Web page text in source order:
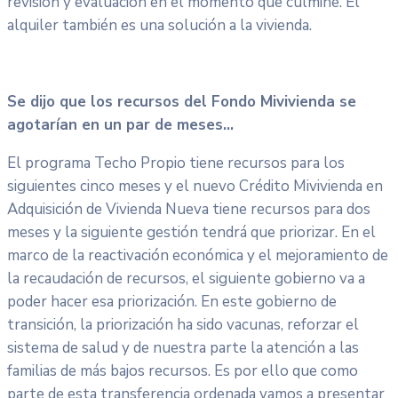
alquiler también es una solución a la vivienda.
Se dijo que los recursos del Fondo Mivivienda se
agotarían en un par de meses…
El programa Techo Propio tiene recursos para los
siguientes cinco meses y el nuevo Crédito Mivivienda en
Adquisición de Vivienda Nueva tiene recursos para dos
meses y la siguiente gestión tendrá que priorizar. En el
marco de la reactivación económica y el mejoramiento de
la recaudación de recursos, el siguiente gobierno va a
poder hacer esa priorización. En este gobierno de
transición, la priorización ha sido vacunas, reforzar el
sistema de salud y de nuestra parte la atención a las
familias de más bajos recursos. Es por ello que como
parte de esta transferencia ordenada vamos a presentar